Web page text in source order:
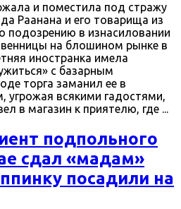
и поместила под стражу
Раанана и его товарища из
подозрению в изнасиловании
на блошином рынке в
иностранка имела
с базарным
торга заманил ее в
угрожая всякими гадостями,
в магазин к приятелю, где ...
подпольного
сдал «мадам»
посадили на